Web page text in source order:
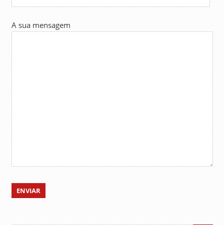
A sua mensagem